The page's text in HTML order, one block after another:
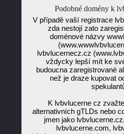
Podobné domény k
V případě vaší registrace
zda nestojí zato
doménové názvy
lvbvlucernecz.cz
vždycky lepší mít ke
budoucna zaregistrované
než je draze kupovat
K lvbvlucerne cz
alternativních gTLDs nebo
jmen jako
lvbvlucerne.com,